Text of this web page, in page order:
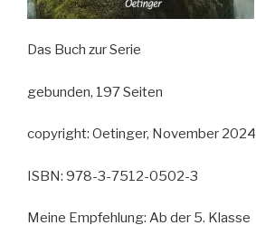
Das Buch zur Serie
gebunden, 197 Seiten
copyright: Oetinger, November 2024
ISBN: 978-3-7512-0502-3
Meine Empfehlung: Ab der 5. Klasse